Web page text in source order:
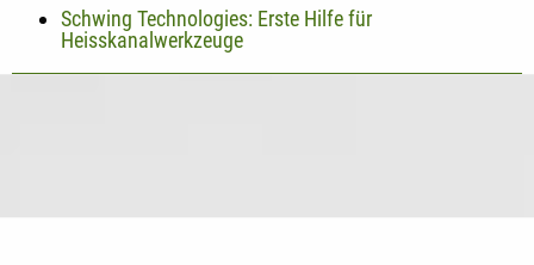
Schwing Technologies: Erste Hilfe für
Heisskanalwerkzeuge